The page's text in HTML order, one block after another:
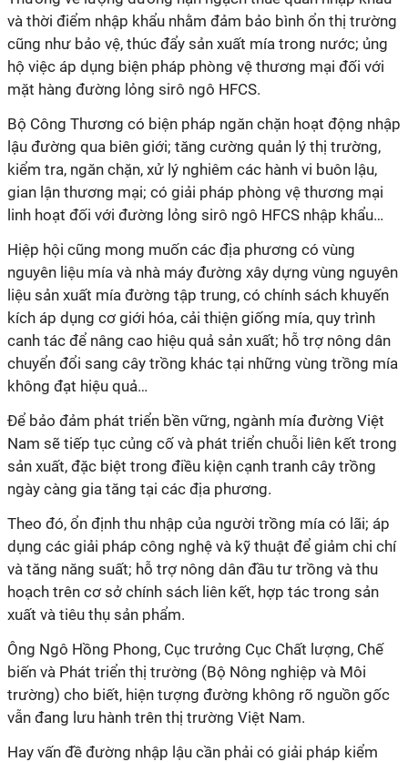
và thời điểm nhập khẩu nhằm đảm bảo bình ổn thị trường
cũng như bảo vệ, thúc đẩy sản xuất mía trong nước; ủng
hộ việc áp dụng biện pháp phòng vệ thương mại đối với
mặt hàng đường lỏng sirô ngô HFCS.
Bộ Công Thương có biện pháp ngăn chặn hoạt động nhập
lậu đường qua biên giới; tăng cường quản lý thị trường,
kiểm tra, ngăn chặn, xử lý nghiêm các hành vi buôn lậu,
gian lận thương mại; có giải pháp phòng vệ thương mại
linh hoạt đối với đường lỏng sirô ngô HFCS nhập khẩu…
Hiệp hội cũng mong muốn các địa phương có vùng
nguyên liệu mía và nhà máy đường xây dựng vùng nguyên
liệu sản xuất mía đường tập trung, có chính sách khuyến
kích áp dụng cơ giới hóa, cải thiện giống mía, quy trình
canh tác để nâng cao hiệu quả sản xuất; hỗ trợ nông dân
chuyển đổi sang cây trồng khác tại những vùng trồng mía
không đạt hiệu quả…
Để bảo đảm phát triển bền vững, ngành mía đường Việt
Nam sẽ tiếp tục củng cố và phát triển chuỗi liên kết trong
sản xuất, đặc biệt trong điều kiện cạnh tranh cây trồng
ngày càng gia tăng tại các địa phương.
Theo đó, ổn định thu nhập của người trồng mía có lãi; áp
dụng các giải pháp công nghệ và kỹ thuật để giảm chi chí
và tăng năng suất; hỗ trợ nông dân đầu tư trồng và thu
hoạch trên cơ sở chính sách liên kết, hợp tác trong sản
xuất và tiêu thụ sản phẩm.
Ông Ngô Hồng Phong, Cục trưởng Cục Chất lượng, Chế
biến và Phát triển thị trường (Bộ Nông nghiệp và Môi
trường) cho biết, hiện tượng đường không rõ nguồn gốc
vẫn đang lưu hành trên thị trường Việt Nam.
Hay vấn đề đường nhập lậu cần phải có giải pháp kiểm